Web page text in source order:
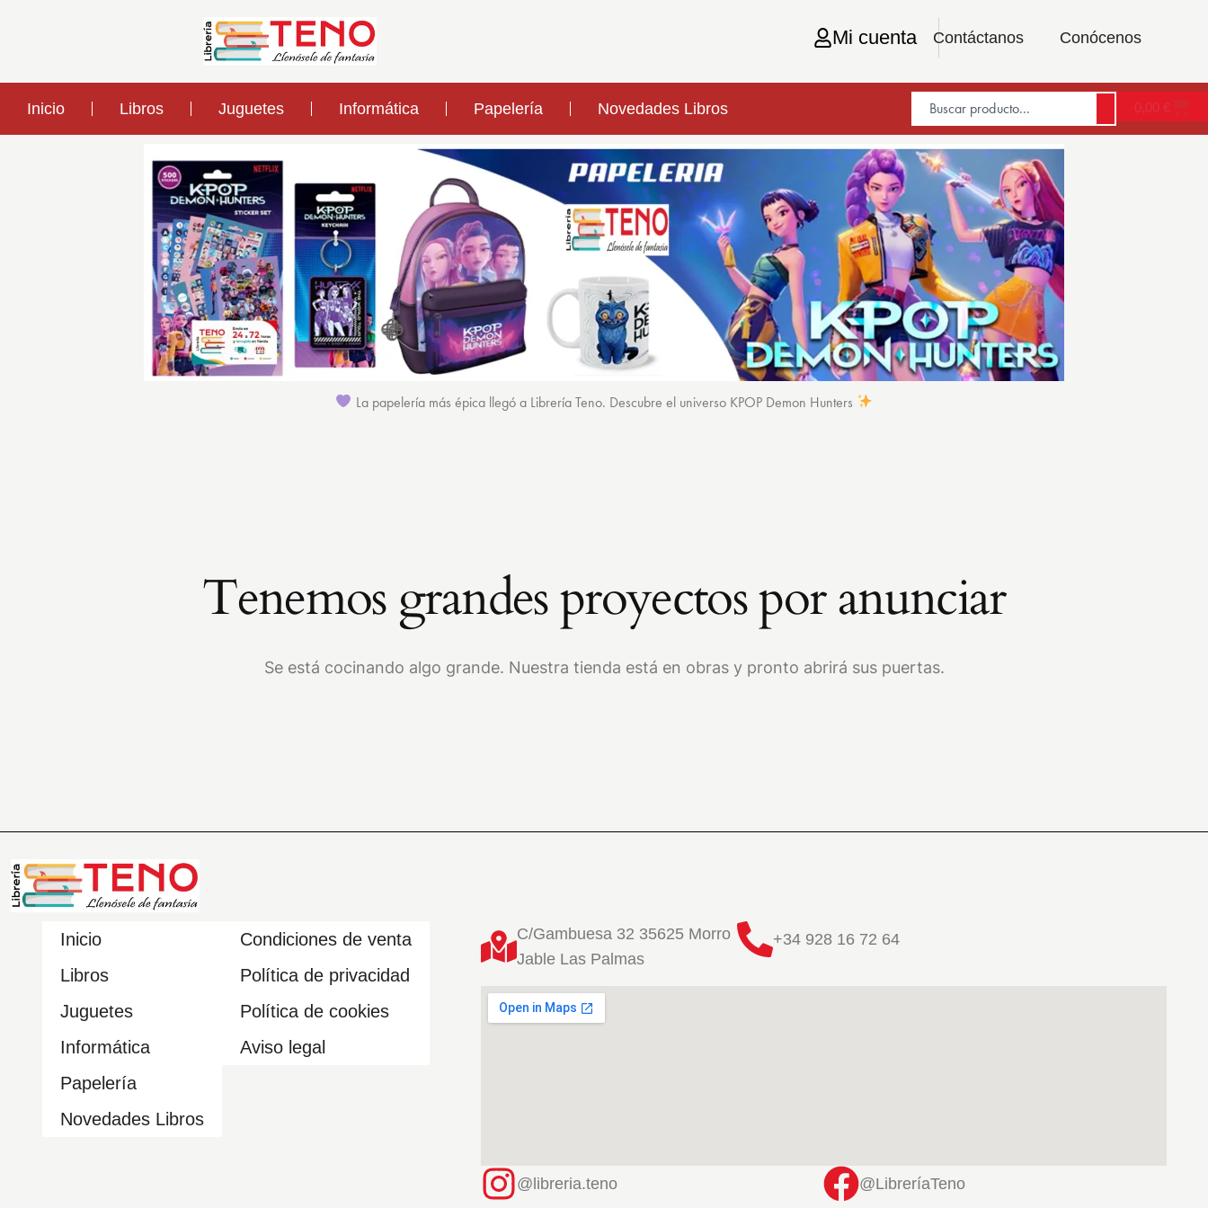
Contáctanos Conócenos
Mi cuenta
Inicio Libros Juguetes Informática Papelería Novedades Libros 0,00 €
La papelería más épica llegó a Librería Teno. Descubre el universo KPOP Demon Hunters
Tenemos grandes proyectos por anunciar
Se está cocinando algo grande. Nuestra tienda está en obras y pronto abrirá sus puertas.
Inicio
Libros
Juguetes
Informática
Papelería
Novedades Libros
Condiciones de venta
Política de privacidad
Política de cookies
Aviso legal
C/Gambuesa 32 35625 Morro
Jable Las Palmas
+34 928 16 72 64
@libreria.teno @LibreríaTeno